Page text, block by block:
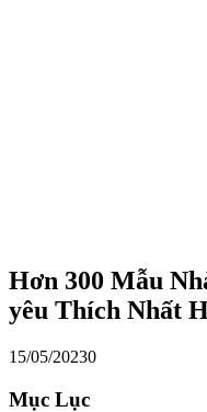
Hơn 300 Mẫu
yêu Thích Nhất
15/05/20230
Mục Lục